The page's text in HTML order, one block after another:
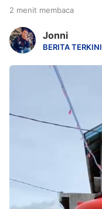
2 menit membaca
Jonni
BERITA TERKINI